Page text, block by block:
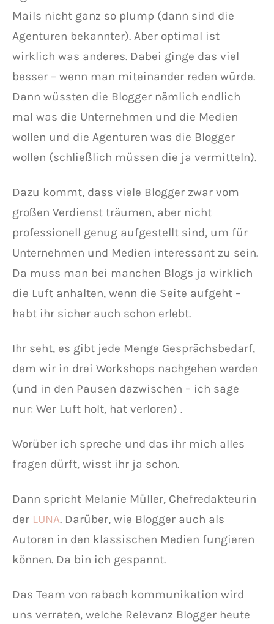
Mails nicht ganz so plump (dann sind die
Agenturen bekannter). Aber optimal ist
wirklich was anderes. Dabei ginge das viel
besser – wenn man miteinander reden würde.
Dann wüssten die Blogger nämlich endlich
mal was die Unternehmen und die Medien
wollen und die Agenturen was die Blogger
wollen (schließlich müssen die ja vermitteln).
Dazu kommt, dass viele Blogger zwar vom
großen Verdienst träumen, aber nicht
professionell genug aufgestellt sind, um für
Unternehmen und Medien interessant zu sein.
Da muss man bei manchen Blogs ja wirklich
die Luft anhalten, wenn die Seite aufgeht –
habt ihr sicher auch schon erlebt.
Ihr seht, es gibt jede Menge Gesprächsbedarf,
dem wir in drei Workshops nachgehen werden
(und in den Pausen dazwischen – ich sage
nur: Wer Luft holt, hat verloren) .
Worüber ich spreche und das ihr mich alles
fragen dürft, wisst ihr ja schon.
Dann spricht Melanie Müller, Chefredakteurin
der LUNA. Darüber, wie Blogger auch als
Autoren in den klassischen Medien fungieren
können. Da bin ich gespannt.
Das Team von rabach kommunikation wird
uns verraten, welche Relevanz Blogger heute